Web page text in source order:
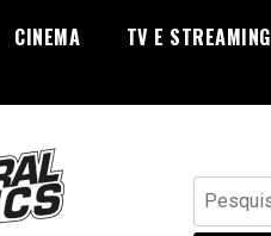
CINEMA TV E STREAMING
Pesquisar
por: